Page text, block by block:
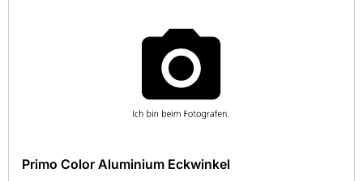
Primo Color Aluminium Eckwinkel